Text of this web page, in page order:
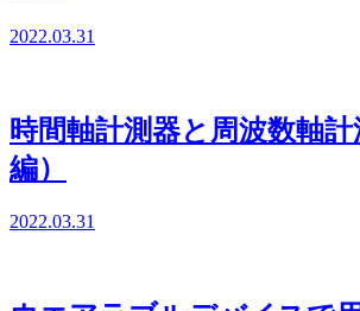
2022.03.31
時間軸計測器と周波数軸
編）
2022.03.31